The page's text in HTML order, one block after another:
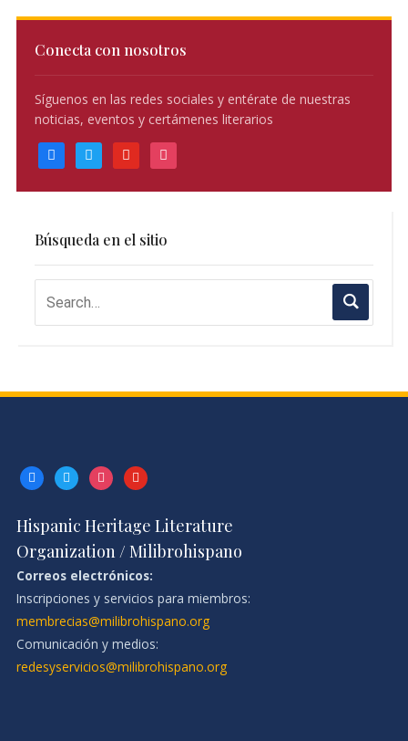
Conecta con nosotros
Síguenos en las redes sociales y entérate de nuestras
noticias, eventos y certámenes literarios
facebooktwitter youtube instagram
Búsqueda en el sitio
facebooktwitterinstagramyoutube
Hispanic Heritage Literature
Organization / Milibrohispano
Correos electrónicos:
Inscripciones y servicios para miembros:
membrecias@milibrohispano.org
Comunicación y medios:
redesyservicios@milibrohispano.org